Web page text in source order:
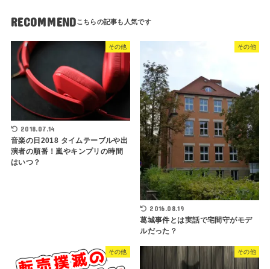
RECOMMEND
その他
2018.07.14
音楽の日2018 タイムテーブルや出
演者の順番！嵐やキンプリの時間
はいつ？
その他
2016.08.19
葛城事件とは実話で宅間守がモデ
ルだった？
その他 その他